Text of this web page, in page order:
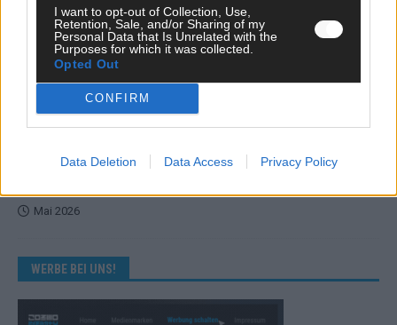
I want to opt-out of Collection, Use,
Retention, Sale, and/or Sharing of my
Personal Data that Is Unrelated with the
Purposes for which it was collected.
Opted Out
CONFIRM
Data Deletion Data Access Privacy Policy
KOMMENTAR
Eurovision 2026: Der große Finale-Check – alle 25 Acts und
ihre Siegchancen
EUROVISION
Von Lugano bis Wien: Wie der ESC in 70 Jahren sein
Mai 2026
WERBE BEI UNS!